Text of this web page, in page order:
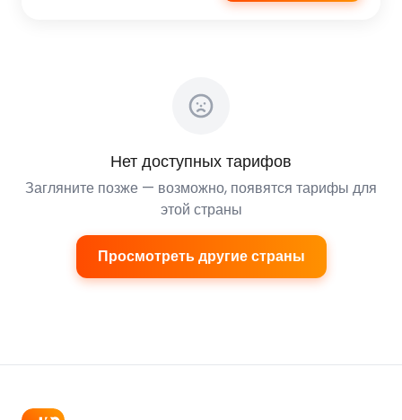
Нет доступных тарифов
Загляните позже — возможно, появятся тарифы для
этой страны
Просмотреть другие страны